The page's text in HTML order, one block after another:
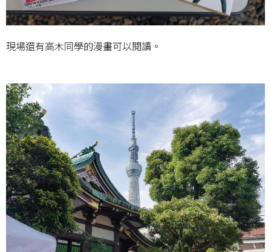
現場還有高木同學的漫畫可以閱讀。